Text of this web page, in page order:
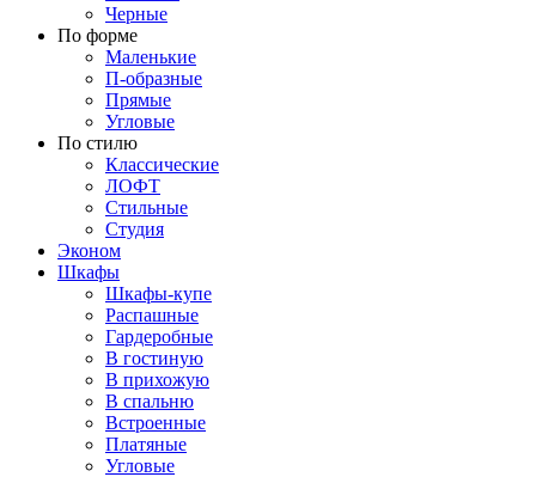
Черные
По форме
Маленькие
П-образные
Прямые
Угловые
По стилю
Классические
ЛОФТ
Стильные
Студия
Эконом
Шкафы
Шкафы-купе
Распашные
Гардеробные
В гостиную
В прихожую
В спальню
Встроенные
Платяные
Угловые